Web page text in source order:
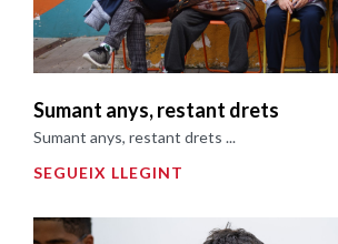
Sumant anys, restant drets
Sumant anys, restant drets ...
SEGUEIX LLEGINT